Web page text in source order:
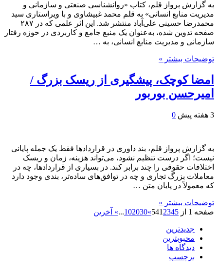
به گزارش پرواز قلم، کتاب «روانشناسی صنعتی و سازمانی و
مدیریت منابع انسانی» به قلم محمد غبیشاوی و با ویراستاری سید
محمدرضا حسینی علی‌آباد منتشر شد. این اثر علمی که در ۲۸۷
صفحه تدوین شده، به‌عنوان یک منبع جامع و کاربردی در حوزه رفتار
سازمانی و مدیریت منابع انسانی، به …
توضیحات بیشتر »
امضا کوچک، پیشگیری از ریسک بزرگ /
امیرحسن بوربور
3 هفته پیش 0
به گزارش پرواز قلم، بند داوری در قراردادها فقط یک جمله پایانی
نیست؛ اگر درست تنظیم نشود، می‌تواند هزینه، زمان و ریسک
اختلافات حقوقی را چند برابر کند. در بسیاری از قراردادها، چه در
معاملات بزرگ تجاری و چه در توافق‌های ساده‌تر، بندی وجود دارد
که معمولاً در پایان متن …
توضیحات بیشتر »
صفحه 1 از 54
1 2345
»
102030
...» آخرین
جدیدترین
محبوبترین
دیدگاه ها
برچسب